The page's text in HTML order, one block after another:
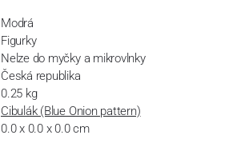
Modrá
Figurky
Nelze do myčky a mikrovlnky
Česká republika
0.25 kg
Cibulák (Blue Onion pattern)
0.0 x 0.0 x 0.0 cm